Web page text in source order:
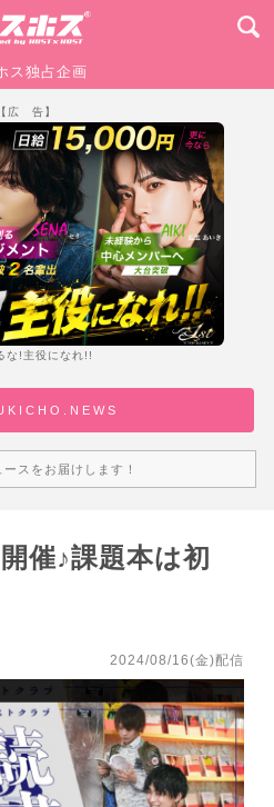
ス独占企画
【広 告】
な!主役になれ!!
スをお届けします！
催♪課題本は初
2024/08/16(金)配信